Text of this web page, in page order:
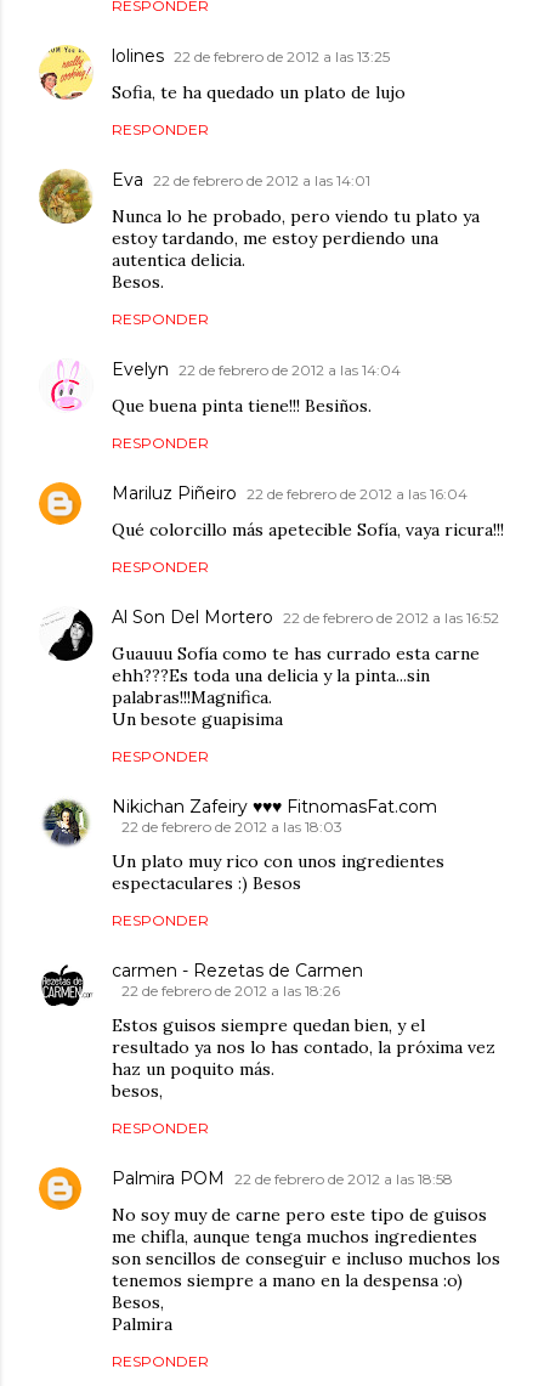
RESPONDER
lolines 22 de febrero de 2012 a las 13:25
Sofia, te ha quedado un plato de lujo
RESPONDER
Eva 22 de febrero de 2012 a las 14:01
Nunca lo he probado, pero viendo tu plato ya
estoy tardando, me estoy perdiendo una
autentica delicia.
Besos.
RESPONDER
Evelyn 22 de febrero de 2012 a las 14:04
Que buena pinta tiene!!! Besiños.
RESPONDER
Mariluz Piñeiro 22 de febrero de 2012 a las 16:04
Qué colorcillo más apetecible Sofía, vaya ricura!!!
RESPONDER
Al Son Del Mortero 22 de febrero de 2012 a las 16:52
Guauuu Sofía como te has currado esta carne
ehh???Es toda una delicia y la pinta...sin
palabras!!!Magnifica.
Un besote guapisima
RESPONDER
Nikichan Zafeiry ♥♥♥ FitnomasFat.com
22 de febrero de 2012 a las 18:03
Un plato muy rico con unos ingredientes
espectaculares :) Besos
RESPONDER
carmen - Rezetas de Carmen
22 de febrero de 2012 a las 18:26
Estos guisos siempre quedan bien, y el
resultado ya nos lo has contado, la próxima vez
haz un poquito más.
besos,
RESPONDER
Palmira POM 22 de febrero de 2012 a las 18:58
No soy muy de carne pero este tipo de guisos
me chifla, aunque tenga muchos ingredientes
son sencillos de conseguir e incluso muchos los
tenemos siempre a mano en la despensa :o)
Besos,
Palmira
RESPONDER